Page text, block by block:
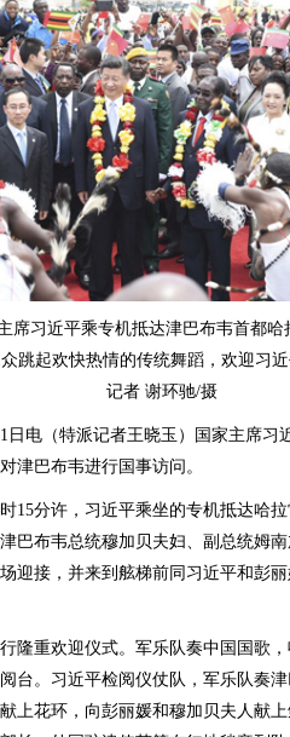
习近平乘专机抵达津巴布韦首都哈
跳起欢快热情的传统舞蹈，欢迎习
记者 谢环驰/摄
电（特派记者王晓玉）国家主席习
津巴布韦进行国事访问。
分许，习近平乘坐的专机抵达哈拉
巴布韦总统穆加贝夫妇、副总统姆南
迎接，并来到舷梯前同习近平和彭
重欢迎仪式。军乐队奏中国国歌，
台。习近平检阅仪仗队，军乐队奏
上花环，向彭丽媛和穆加贝夫人献